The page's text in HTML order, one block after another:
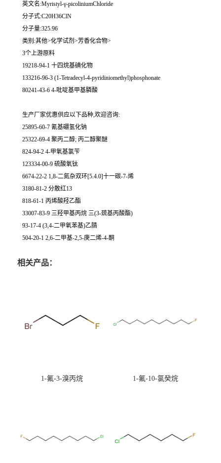
英文名:Myristyl-γ-picoliniumChloride
分子式:C20H36ClN
分子量:325.96
类别:其他>化学试剂>芳香化合物>
3个上游原料
19218-94-1 十四烷基碘化物
133216-96-3 (1-Tetradecyl-4-pyridiniomethyl)phosphonate
80241-43-6 4-吡啶基甲基膦酸
生产厂家优惠供应以下品种,欢迎咨询:
25895-60-7 氰基硼氢化钠
25322-69-4 聚丙二醇; 丙二醇聚醚
824-94-2 4-甲氧基氯苄
123334-00-9 硫酸氧钛
6674-22-2 1,8-二氮杂双环[5.4.0]十一碳-7-烯
3180-81-2 分散红13
818-61-1 丙烯酸羟乙酯
33007-83-9 三羟甲基丙烷 三(3-巯基丙酸酯)
93-17-4 (3,4-二甲氧苯基)乙腈
504-20-1 2,6-二甲基-2,5-庚二烯-4-酮
相关产品：
1-氟-3-溴丙烷 1-氟-10-氯癸烷